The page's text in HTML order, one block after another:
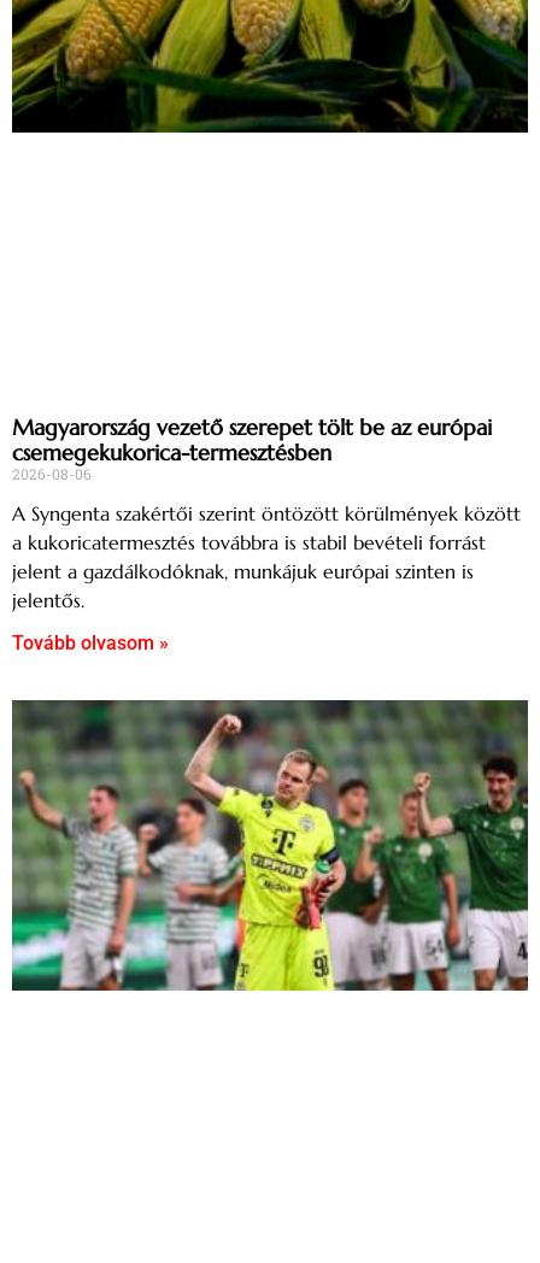
Magyarország vezető szerepet tölt be az európai
csemegekukorica-termesztésben
2026-08-06
A Syngenta szakértői szerint öntözött körülmények között
a kukoricatermesztés továbbra is stabil bevételi forrást
jelent a gazdálkodóknak, munkájuk európai szinten is
jelentős.
Tovább olvasom »